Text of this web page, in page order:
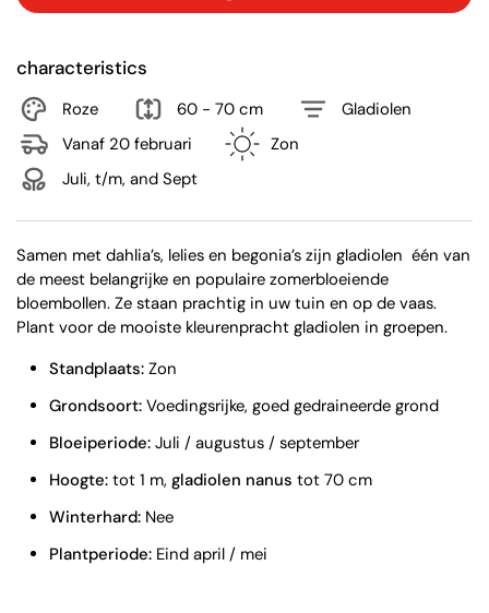
characteristics
Roze 60 - 70 cm
Gladiolen
Vanaf 20 februari
Zon
Juli, t/m, and Sept
Samen met dahlia’s, lelies en begonia’s zijn gladiolen één van
de meest belangrijke en populaire zomerbloeiende
bloembollen. Ze staan prachtig in uw tuin en op de vaas.
Plant voor de mooiste kleurenpracht gladiolen in groepen.
Standplaats: Zon
Grondsoort: Voedingsrijke, goed gedraineerde grond
Bloeiperiode: Juli / augustus / september
Hoogte: tot 1 m, gladiolen nanus tot 70 cm
Winterhard: Nee
Plantperiode: Eind april / mei